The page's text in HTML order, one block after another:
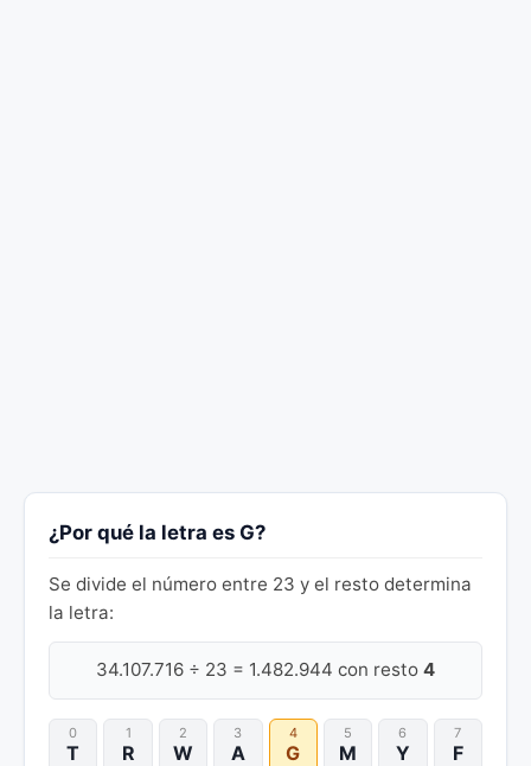
¿Por qué la letra es G?
Se divide el número entre 23 y el resto determina
la letra:
34.107.716 ÷ 23 = 1.482.944 con resto 4
0
T
1
R
2
W
3
A
4
G
5
M
6
Y
7
F